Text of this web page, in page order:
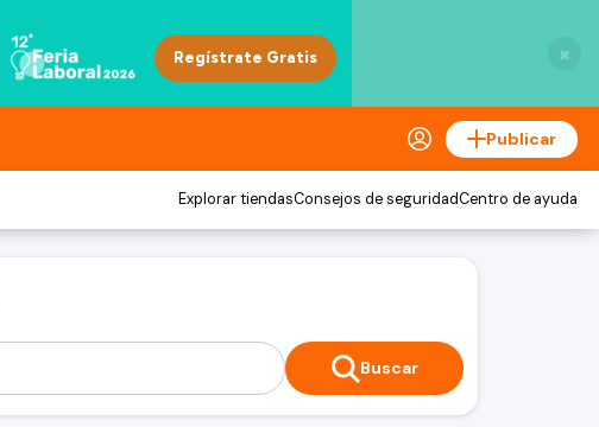
×
Publicar
Explorar tiendasConsejos de seguridadCentro de ayuda
Buscar